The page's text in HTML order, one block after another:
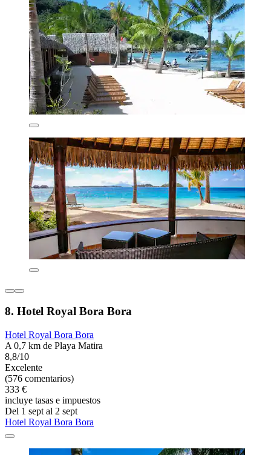
8. Hotel Royal Bora Bora
Hotel Royal Bora Bora
A 0,7 km de Playa Matira
8,8/10
Excelente
(576 comentarios)
333 €
incluye tasas e impuestos
Del 1 sept al 2 sept
Hotel Royal Bora Bora